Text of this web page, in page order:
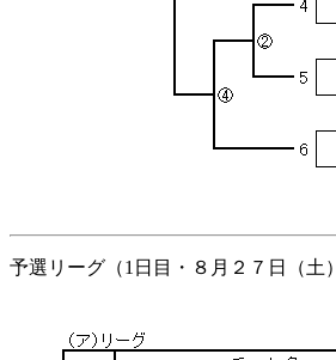
予選リーグ（1日目・８月２７日（土）